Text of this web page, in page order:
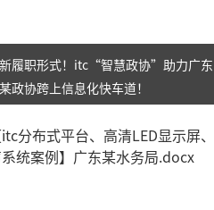
履职形式！itc“智慧政协”助力广东
政协跨上信息化快车道！